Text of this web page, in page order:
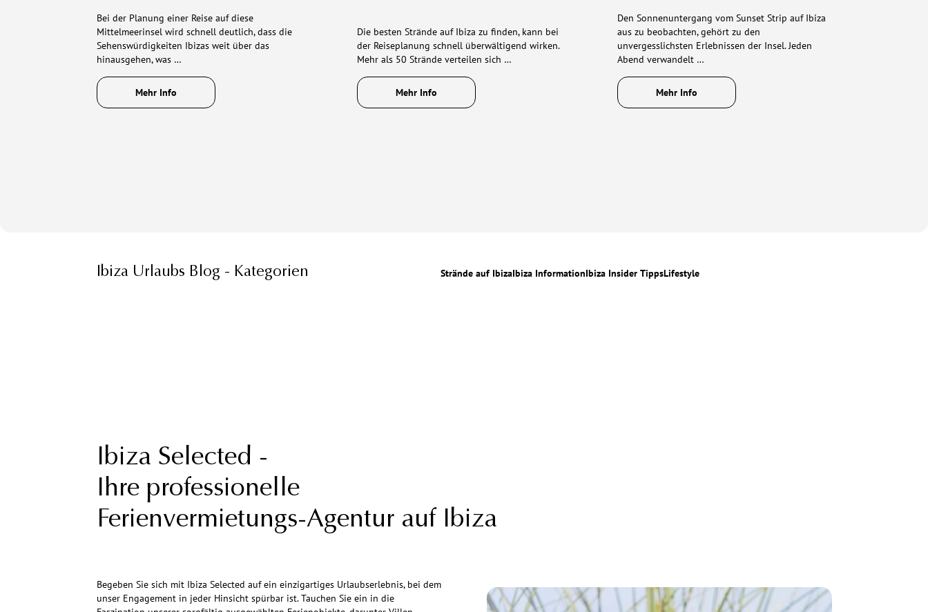
Bei der Planung einer Reise auf diese
Mittelmeerinsel wird schnell deutlich, dass die
Sehenswürdigkeiten Ibizas weit über das
hinausgehen, was …
Mehr Info
Die besten Strände auf Ibiza zu finden, kann bei
der Reiseplanung schnell überwältigend wirken.
Mehr als 50 Strände verteilen sich …
Mehr Info
Den Sonnenuntergang vom Sunset Strip auf Ibiza
aus zu beobachten, gehört zu den
unvergesslichsten Erlebnissen der Insel. Jeden
Abend verwandelt …
Mehr Info
Ibiza Urlaubs Blog - Kategorien Strände auf IbizaIbiza InformationIbiza Insider TippsLifestyle
Ibiza Selected -
Ihre professionelle
Ferienvermietungs-Agentur auf Ibiza
Begeben Sie sich mit Ibiza Selected auf ein einzigartiges Urlaubserlebnis, bei dem
unser Engagement in jeder Hinsicht spürbar ist. Tauchen Sie ein in die